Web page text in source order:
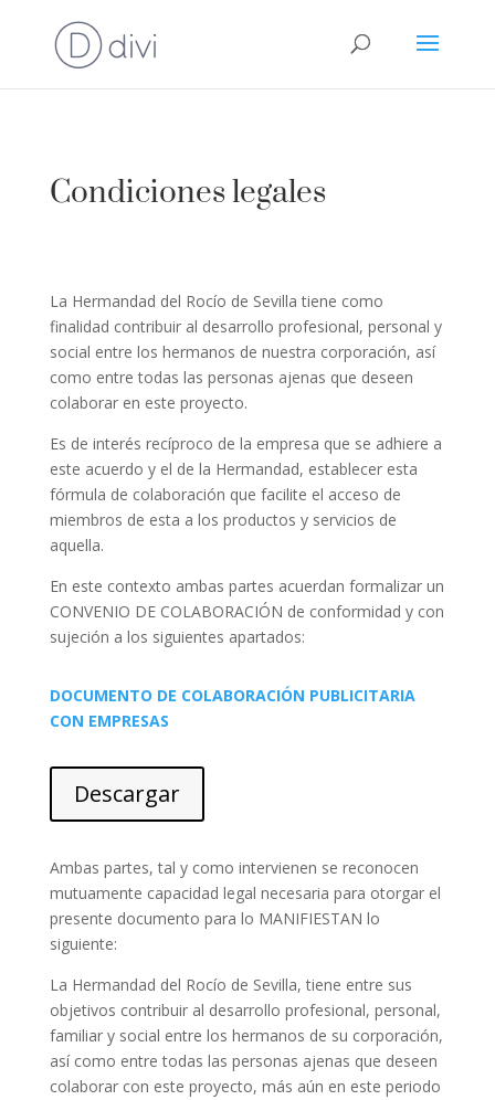
Condiciones legales
La Hermandad del Rocío de Sevilla tiene como
finalidad contribuir al desarrollo profesional, personal y
social entre los hermanos de nuestra corporación, así
como entre todas las personas ajenas que deseen
colaborar en este proyecto.
Es de interés recíproco de la empresa que se adhiere a
este acuerdo y el de la Hermandad, establecer esta
fórmula de colaboración que facilite el acceso de
miembros de esta a los productos y servicios de
aquella.
En este contexto ambas partes acuerdan formalizar un
CONVENIO DE COLABORACIÓN de conformidad y con
sujeción a los siguientes apartados:
DOCUMENTO DE COLABORACIÓN PUBLICITARIA
CON EMPRESAS
Descargar
Ambas partes, tal y como intervienen se reconocen
mutuamente capacidad legal necesaria para otorgar el
presente documento para lo MANIFIESTAN lo
siguiente:
La Hermandad del Rocío de Sevilla, tiene entre sus
objetivos contribuir al desarrollo profesional, personal,
familiar y social entre los hermanos de su corporación,
así como entre todas las personas ajenas que deseen
colaborar con este proyecto, más aún en este periodo